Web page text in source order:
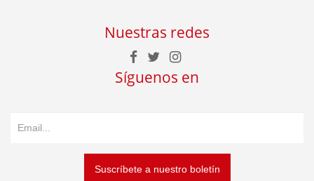
Nuestras redes
Síguenos en
Suscríbete a nuestro boletín